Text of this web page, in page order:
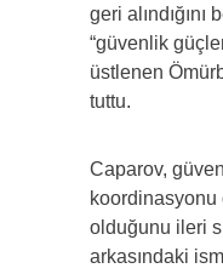
geri
“güvenlik
üstlenen
tuttu.
Caparov,
koordinasyonu
olduğunu ileri
arkasındaki